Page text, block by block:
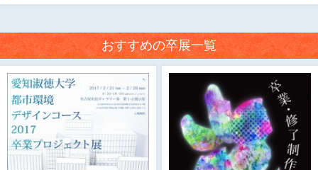
おすすめの卒展一覧